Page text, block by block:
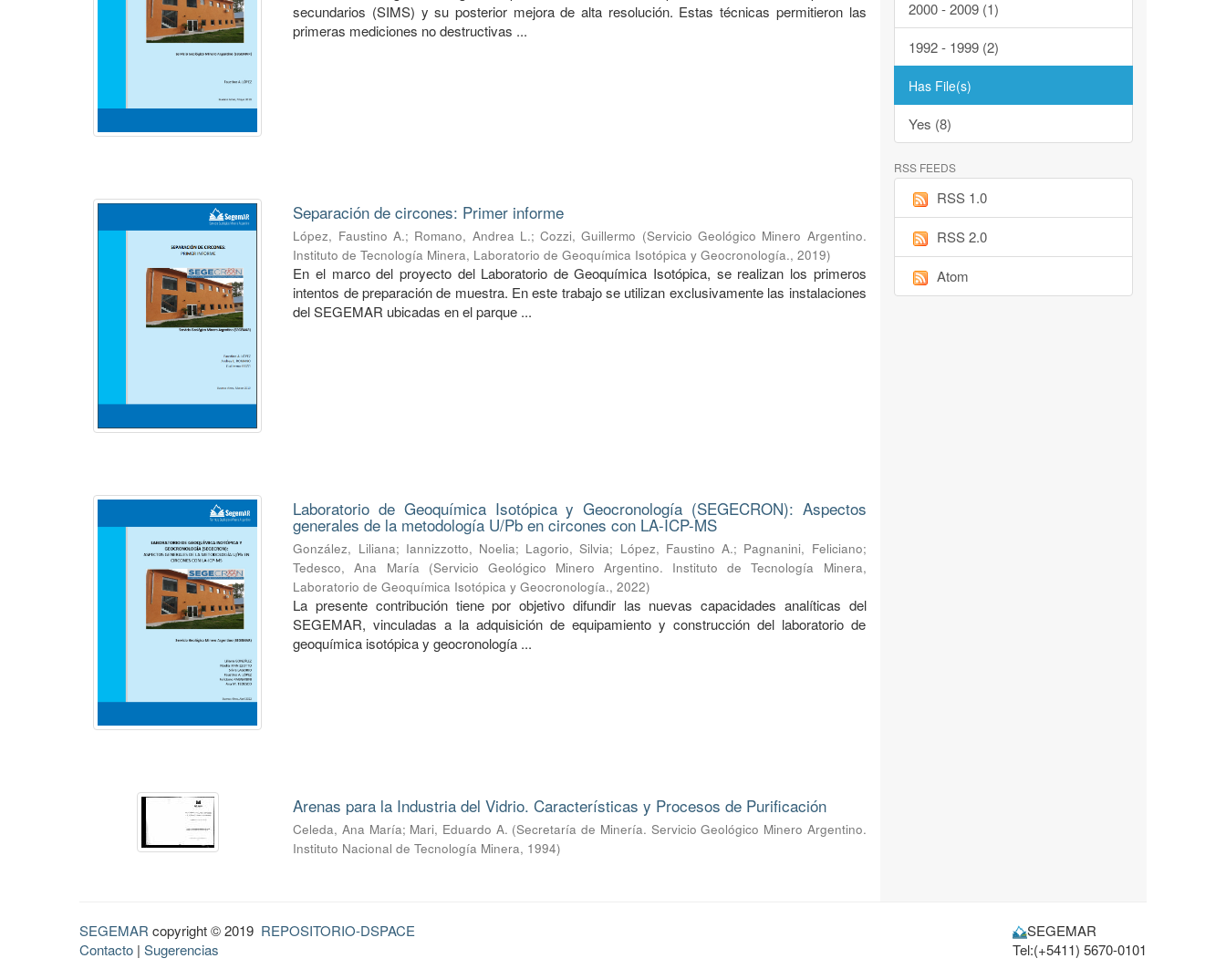
secundarios (SIMS) y su posterior mejora de alta resolución. Estas técnicas permitieron las
primeras mediciones no destructivas ...
Separación de circones: Primer informe
López, Faustino A.; Romano, Andrea L.;Cozzi, Guillermo (Servicio Geológico Minero Argentino.
Instituto de Tecnología Minera, Laboratorio de Geoquímica Isotópica y Geocronología.,2019)
En el marco del proyecto del Laboratorio de Geoquímica Isotópica, se realizan los primeros
intentos de preparación de muestra. En este trabajo se utilizan exclusivamente las instalaciones
del SEGEMAR ubicadas en el parque ...
Laboratorio de Geoquímica Isotópica y Geocronología (SEGECRON): Aspectos
generales de la metodología U/Pb en circones con LA-ICP-MS
González, Liliana; Iannizzotto, Noelia; Lagorio, Silvia; López, Faustino A.; Pagnanini, Feliciano;
Tedesco, Ana María
(Servicio Geológico Minero Argentino. Instituto de Tecnología Minera,
Laboratorio de Geoquímica Isotópica y Geocronología.,2022)
La presente contribución tiene por objetivo difundir las nuevas capacidades analíticas del
SEGEMAR, vinculadas a la adquisición de equipamiento y construcción del laboratorio de
geoquímica isotópica y geocronología ...
Arenas para la Industria del Vidrio. Características y Procesos de Purificación
Celeda, Ana María; Mari, Eduardo A. (Secretaría de Minería. Servicio Geológico Minero Argentino.
Instituto Nacional de Tecnología Minera, 1994)
2000 - 2009 (1)
1992 - 1999 (2)
Has File(s)
Yes (8)
RSS FEEDS
RSS 1.0
RSS 2.0
Atom
SEGEMAR copyright © 2019 REPOSITORIO-DSPACE
Contacto | Sugerencias
SEGEMAR
Tel:(+5411) 5670-0101